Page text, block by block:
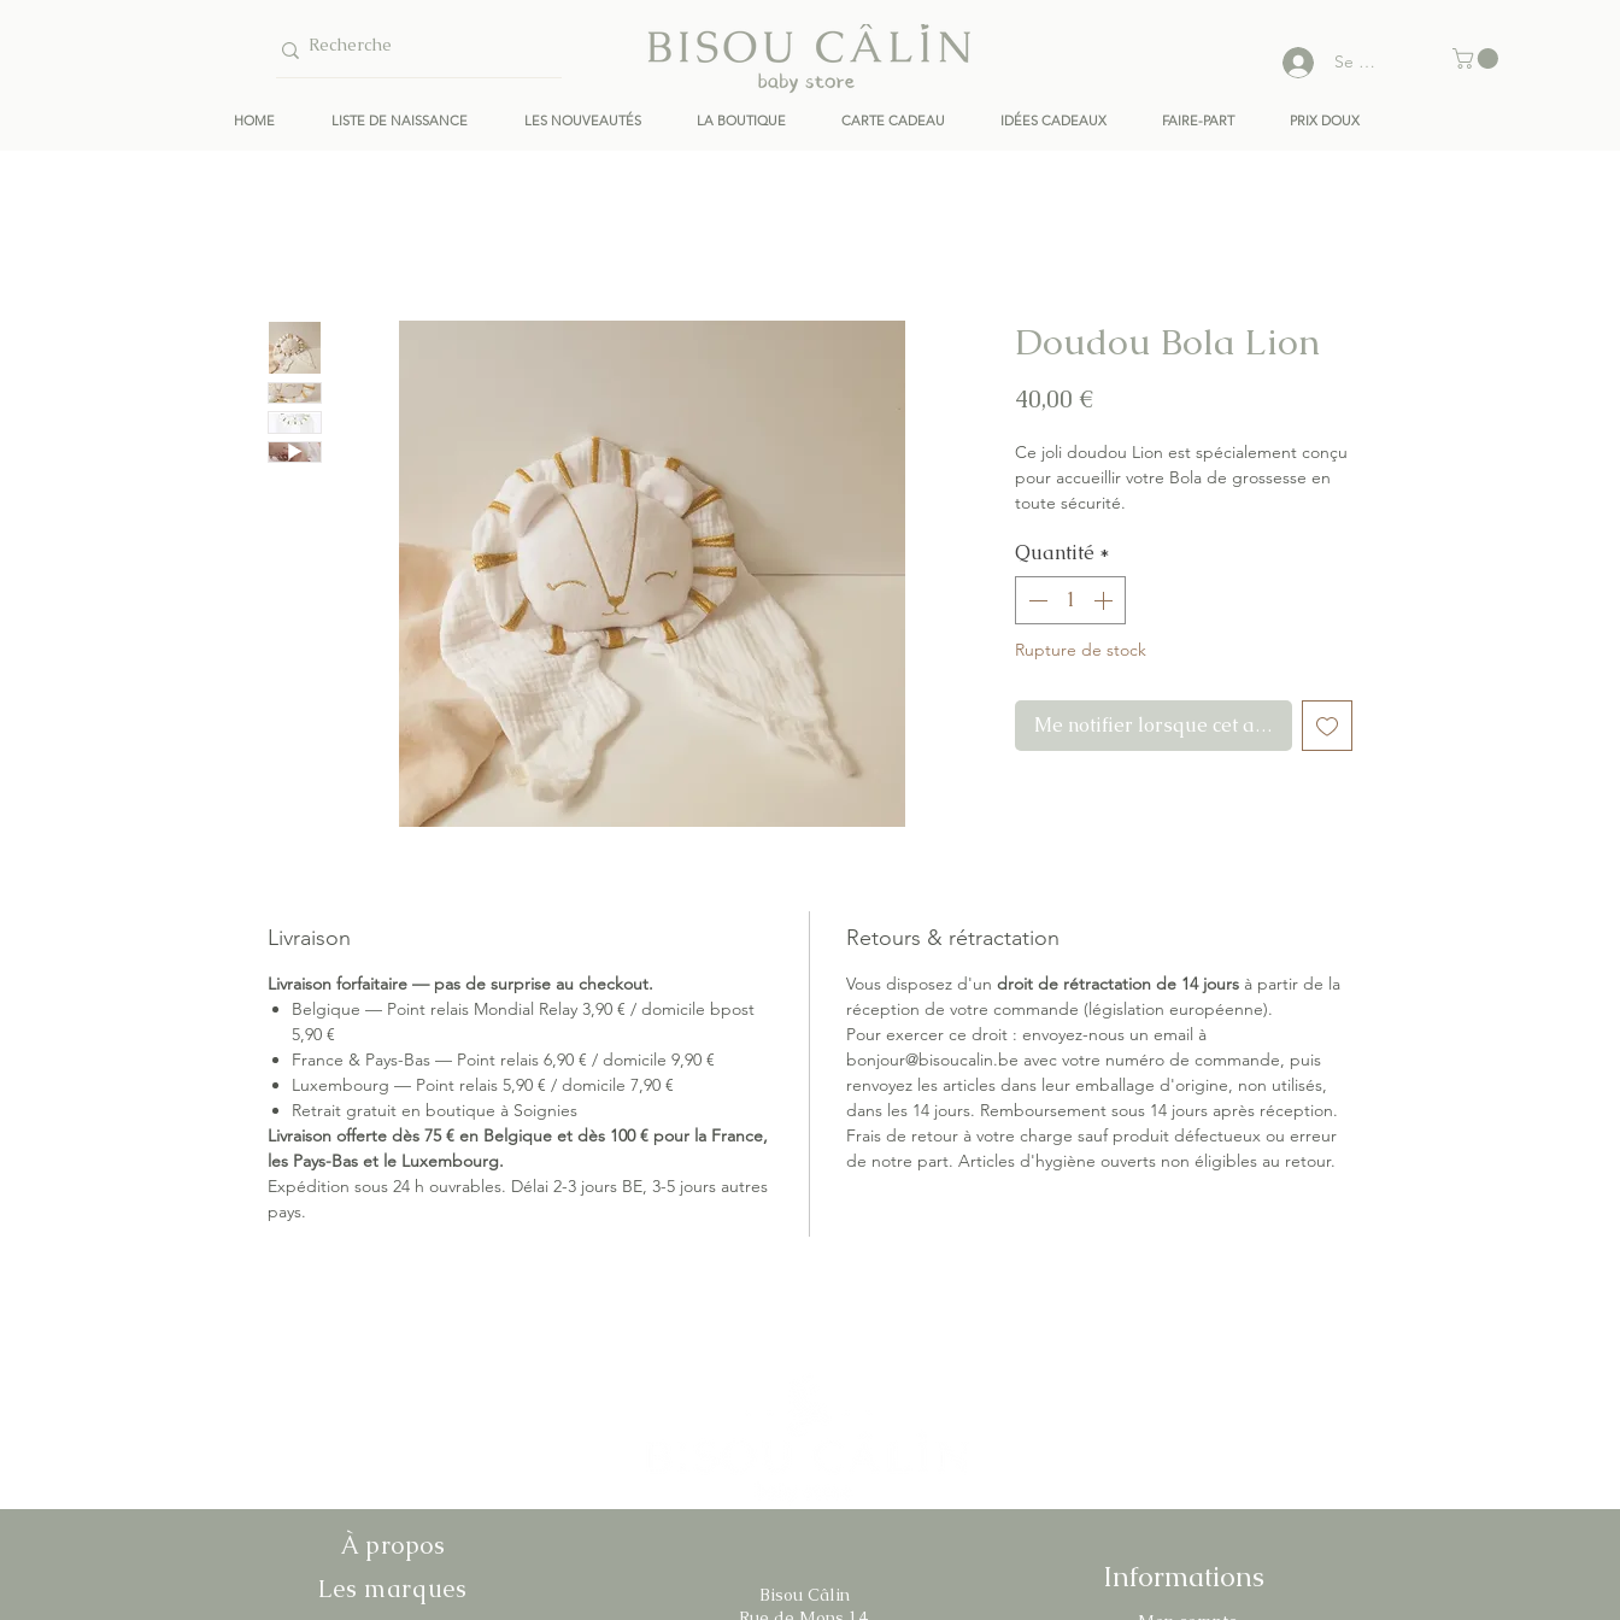
HOME LISTE DE NAISSANCE LES NOUVEAUTÉS LA BOUTIQUE CARTE CADEAU IDÉES CADEAUX FAIRE-PART PRIX DOUX
Se connecter
Doudou Bola Lion
40,00 €Prix
Ce joli doudou Lion est spécialement conçu
pour accueillir votre Bola de grossesse en
toute sécurité.
compagnon à la crinière dorée et aux yeux
malicieux sera source de réconfort pour
votre tout-petit.
Une merveilleuse idée de cadeau de
naissance.
Rassure votre nouveau-né
Emballé avec soin
Système sécurisé
Quantité *
Rupture de stock
Me notifier lorsque cet article est disponible
Livraison
Livraison forfaitaire — pas de surprise au checkout.
Belgique — Point relais Mondial Relay 3,90 € / domicile bpost
5,90 €
France & Pays-Bas — Point relais 6,90 € / domicile 9,90 €
Luxembourg — Point relais 5,90 € / domicile 7,90 €
Retrait gratuit en boutique à Soignies
Livraison offerte dès 75 € en Belgique et dès 100 € pour la France,
les Pays-Bas et le Luxembourg.
Expédition sous 24 h ouvrables. Délai 2-3 jours BE, 3-5 jours autres
pays.
Retours & rétractation
Vous disposez d'un droit de rétractation de 14 jours à partir de la
réception de votre commande (législation européenne).
Pour exercer ce droit : envoyez-nous un email à
bonjour@bisoucalin.be avec votre numéro de commande, puis
renvoyez les articles dans leur emballage d'origine, non utilisés,
dans les 14 jours. Remboursement sous 14 jours après réception.
Frais de retour à votre charge sauf produit défectueux ou erreur
de notre part. Articles d'hygiène ouverts non éligibles au retour.
À propos
Les marques
Bisou Câlin
Informations